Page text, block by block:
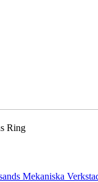
Ring
Mekaniska